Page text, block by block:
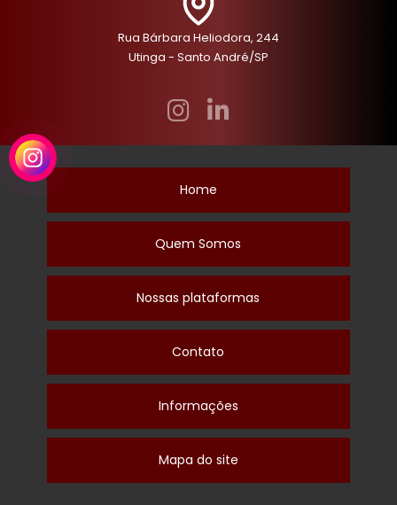
Rua Bárbara Heliodora, 244
Utinga - Santo André/SP
Home
Quem Somos
Nossas plataformas
Contato
Informações
Mapa do site